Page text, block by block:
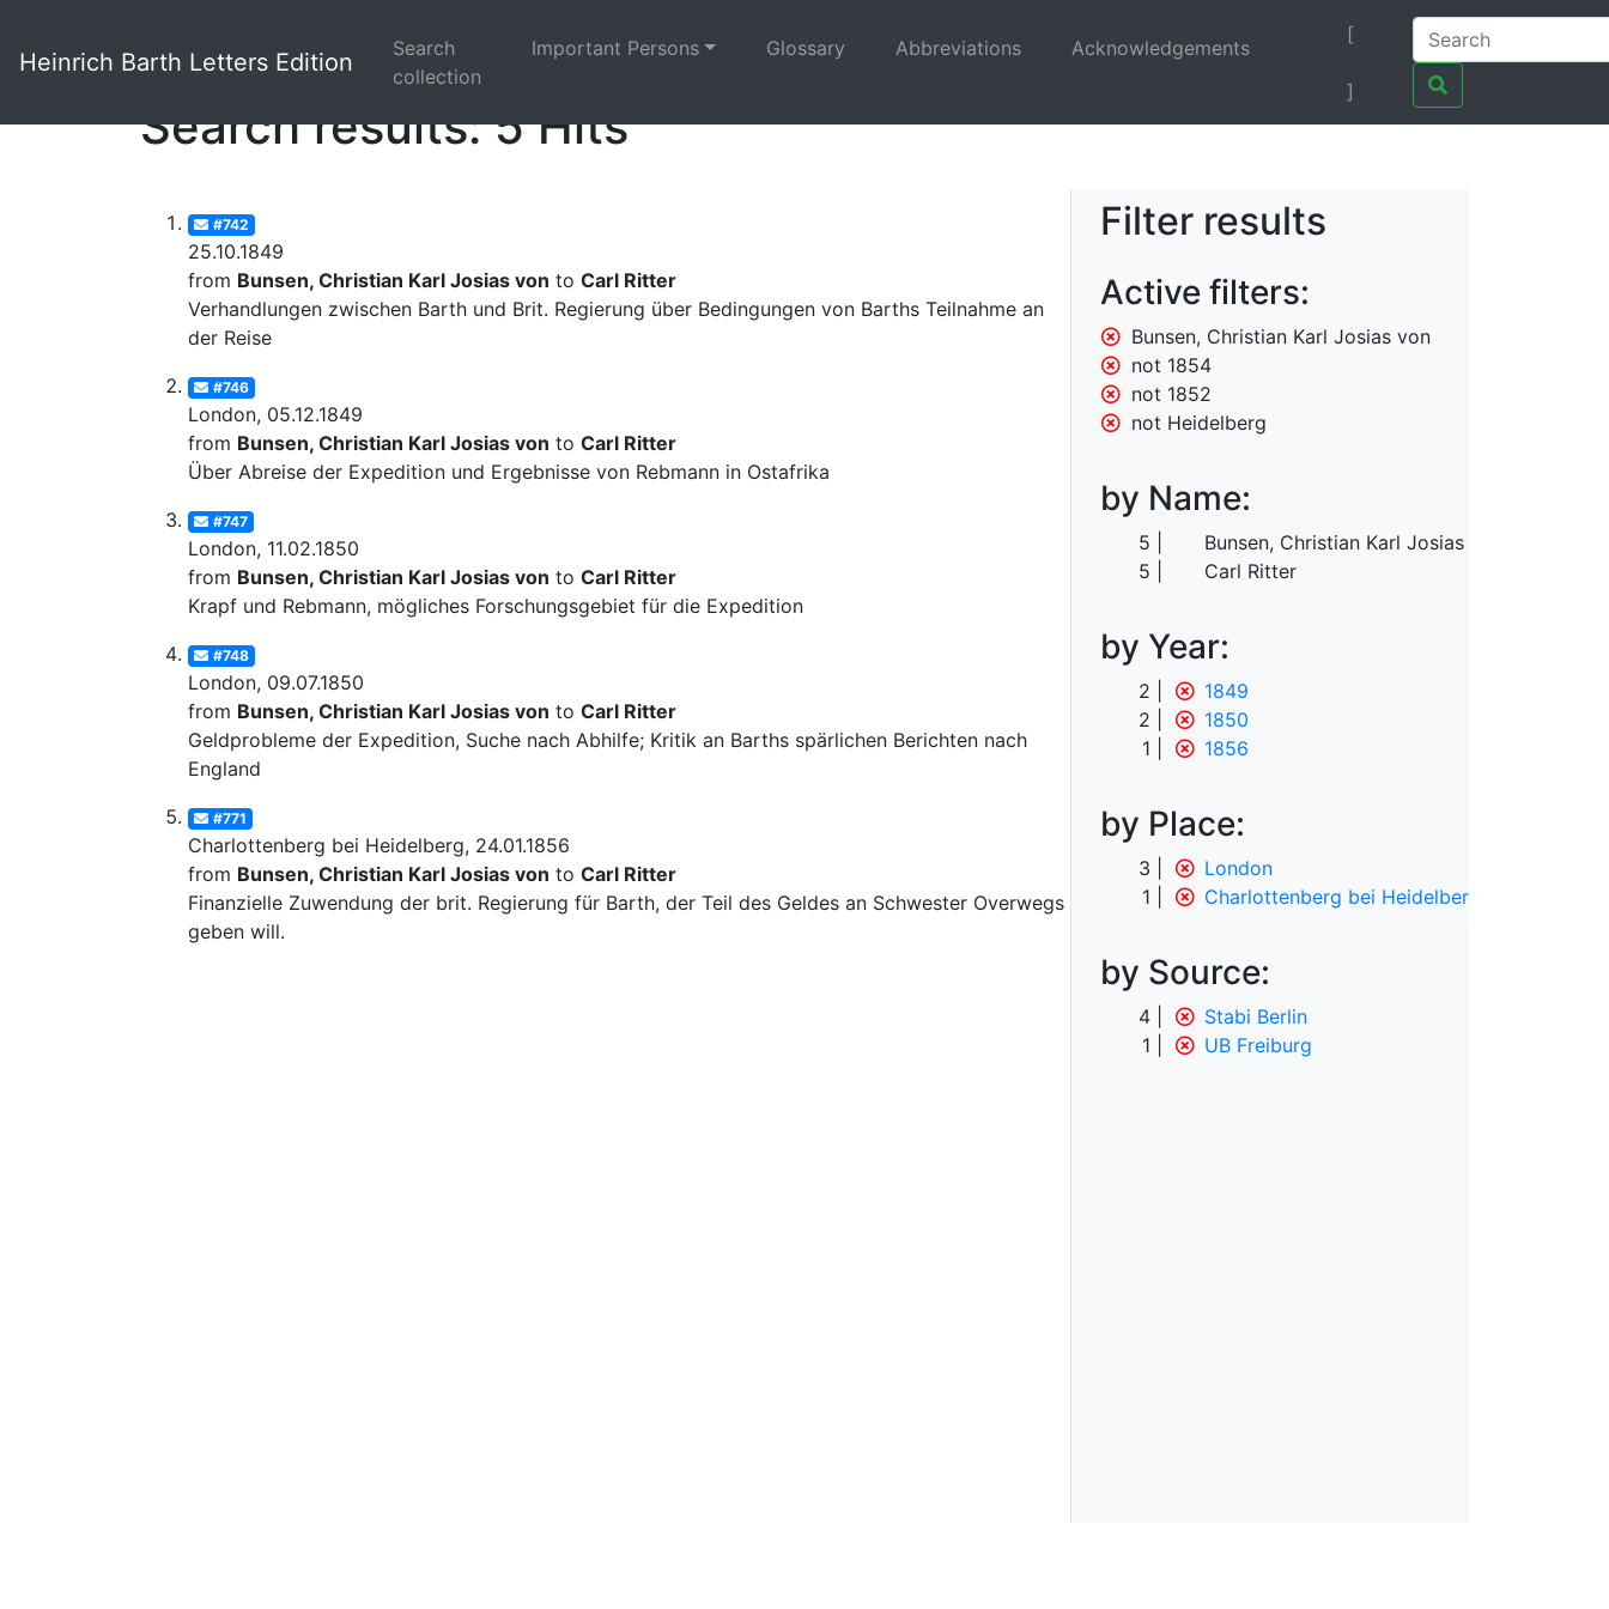
Heinrich Barth Letters Edition
Search
collection
Important Persons Glossary Abbreviations Acknowledgements
[
]
Search results: 5 Hits
#742
25.10.1849
from Bunsen, Christian Karl Josias von to Carl Ritter
Verhandlungen zwischen Barth und Brit. Regierung über Bedingungen von Barths Teilnahme an
der Reise
#746
London, 05.12.1849
from Bunsen, Christian Karl Josias von to Carl Ritter
Über Abreise der Expedition und Ergebnisse von Rebmann in Ostafrika
#747
London, 11.02.1850
from Bunsen, Christian Karl Josias von to Carl Ritter
Krapf und Rebmann, mögliches Forschungsgebiet für die Expedition
#748
London, 09.07.1850
from Bunsen, Christian Karl Josias von to Carl Ritter
Geldprobleme der Expedition, Suche nach Abhilfe; Kritik an Barths spärlichen Berichten nach
England
#771
Charlottenberg bei Heidelberg, 24.01.1856
from Bunsen, Christian Karl Josias von to Carl Ritter
Finanzielle Zuwendung der brit. Regierung für Barth, der Teil des Geldes an Schwester Overwegs
geben will.
Filter results
Active filters:
Bunsen, Christian Karl Josias von
not 1854
not 1852
not Heidelberg
by Name:
5
Bunsen, Christian Karl Josias von
5
Carl Ritter
by Year:
2
1849
2
1850
1
1856
by Place:
3
London
1
Charlottenberg bei Heidelberg
by Source:
4
Stabi Berlin
1
UB Freiburg